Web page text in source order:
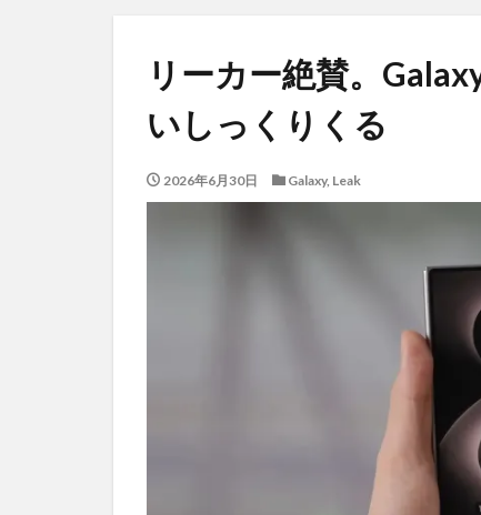
リーカー絶賛。
いしっくりくる
2026年6月30日 Galaxy, Leak